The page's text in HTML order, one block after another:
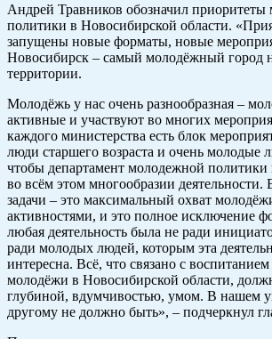
Андрей Травников обозначил
политики в Новосибирской области.
запущены новые форматы, новые
Новосибирск – самый молодёжный город
территории.
Молодёжь у нас очень разнообразная –
активные и участвуют во многих
каждого министерства есть блок
люди старшего возраста и очень молодые
чтобы департамент молодежной
во всём этом многообразии деятельности.
задачи – это максимальный охват
активностями, и это полное исключение
любая деятельность была не ради
ради молодых людей, которым эта
интересна. Всё, что связано с
молодёжи в Новосибирской области,
глубиной, вдумчивостью, умом. В нашем
другому не должно быть», – подчеркнул